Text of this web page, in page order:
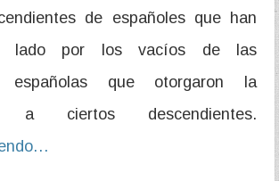
de españoles que han
lado por los vacíos de las
españolas que otorgaron la
a ciertos descendientes.